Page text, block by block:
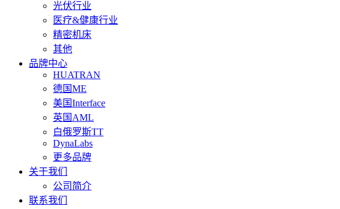
光伏行业
医疗&健康行业
精密机床
其他
品牌中心
HUATRAN
德国ME
美国Interface
英国AML
白俄罗斯TT
DynaLabs
更多品牌
关于我们
公司简介
联系我们